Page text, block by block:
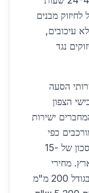
ברזל לחיזוק מבנים
עיכובים,
נגד
הסעה
הצפון
בכביש 70 או 79, המחברים ישירות
כפי
שקורה בנתיבות הדרומיות. זה מאפשר חיסכון של 15-
מחירי
הברזל עצמם נמוכים יותר: פרופיל HEA בגודל 200 מ"מ